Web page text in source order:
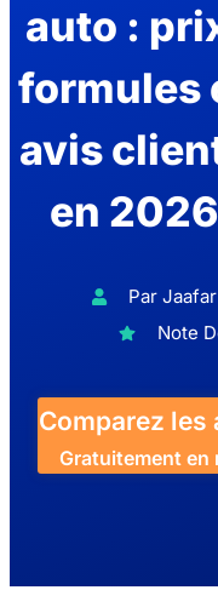
auto :
formules
avis
en 2026
Par
Note
Comparez les
Gratuitement en